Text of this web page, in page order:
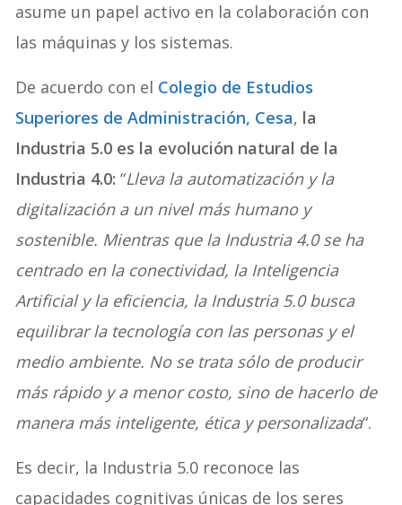
asume un papel activo en la colaboración con
las máquinas y los sistemas.
De acuerdo con el Colegio de Estudios
Superiores de Administración, Cesa, la
Industria 5.0 es la evolución natural de la
Industria 4.0: “Lleva la automatización y la
digitalización a un nivel más humano y
sostenible. Mientras que la Industria 4.0 se ha
centrado en la conectividad, la Inteligencia
Artificial y la eficiencia, la Industria 5.0 busca
equilibrar la tecnología con las personas y el
medio ambiente. No se trata sólo de producir
más rápido y a menor costo, sino de hacerlo de
manera más inteligente, ética y personalizada“.
Es decir, la Industria 5.0 reconoce las
capacidades cognitivas únicas de los seres